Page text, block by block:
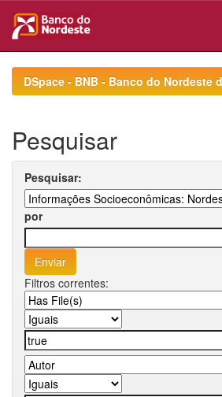
navigationDSpace - BNB - Banco do Nordeste
Pesquisar
Pesquisar:
por
Filtros correntes: